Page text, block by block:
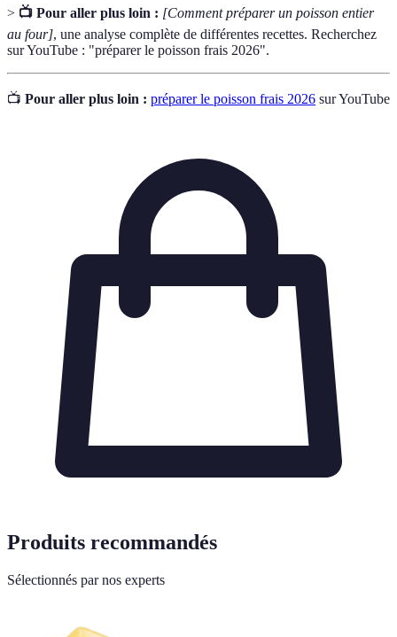
> 📺 Pour aller plus loin : [Comment préparer un poisson entier
au four], une analyse complète de différentes recettes. Recherchez
sur YouTube : "préparer le poisson frais 2026".
📺 Pour aller plus loin : préparer le poisson frais 2026 sur YouTube
Produits recommandés
Sélectionnés par nos experts